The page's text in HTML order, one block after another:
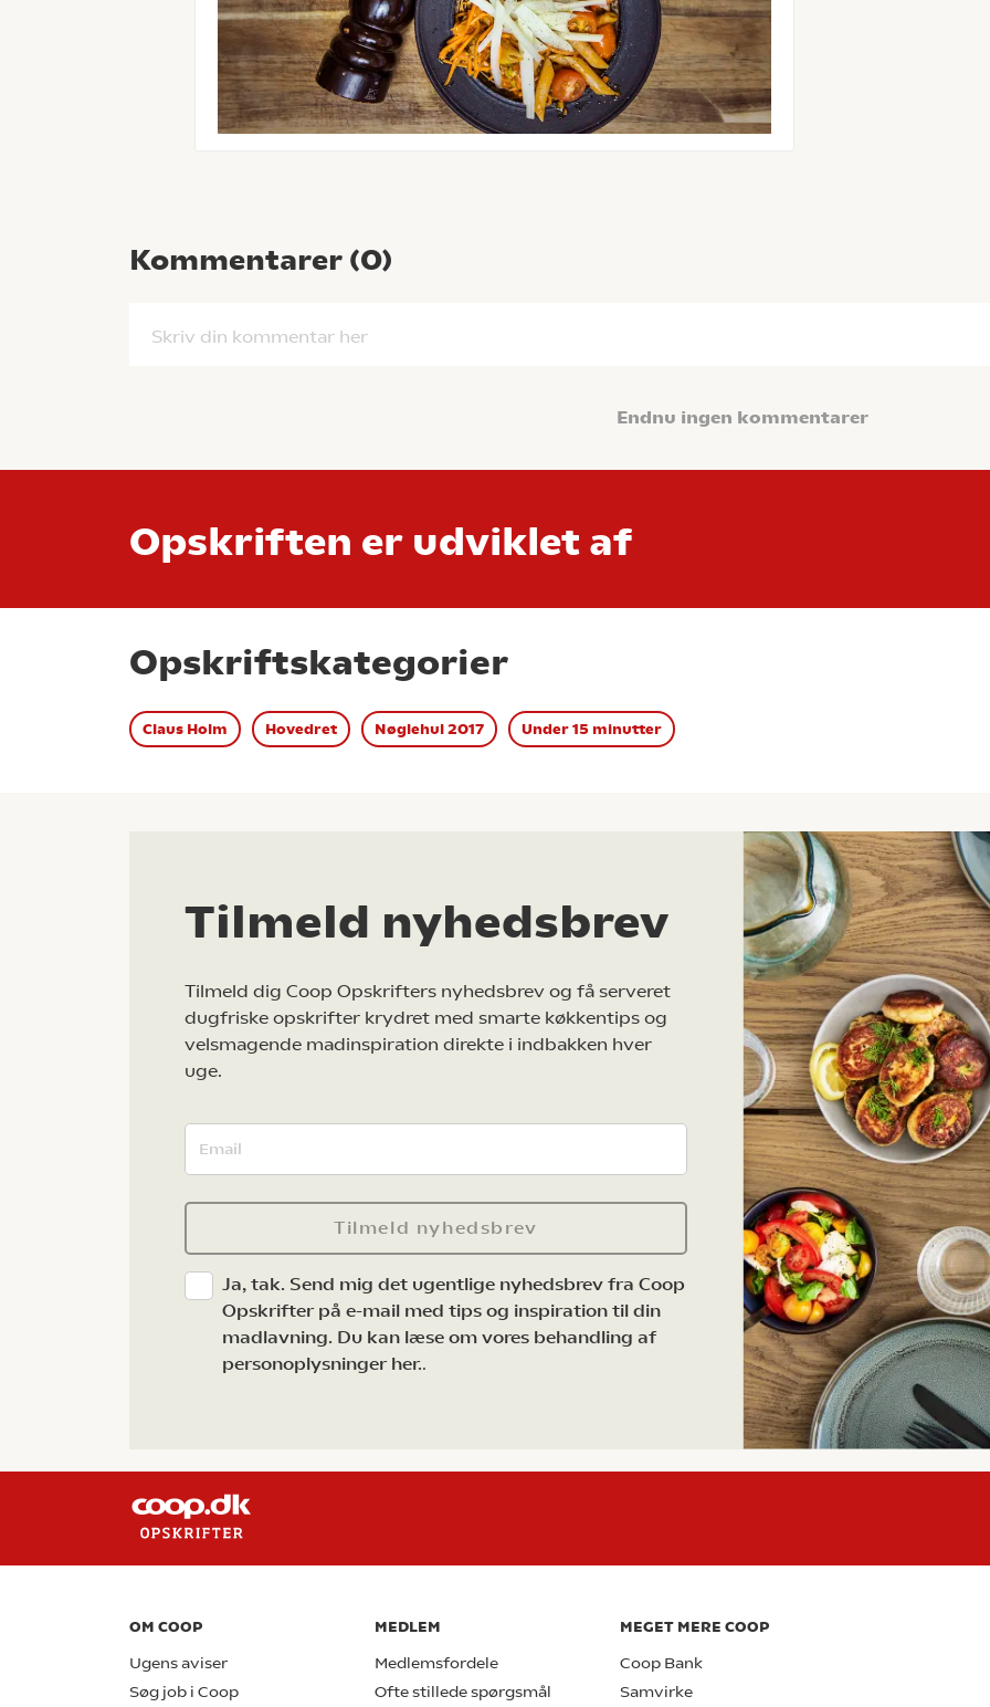
Kommentarer (0)
Skriv din kommentar her
Endnu ingen kommentarer
Opskriften er udviklet af
Opskriftskategorier
Claus Holm Hovedret Nøglehul 2017 Under 15 minutter
Tilmeld nyhedsbrev
Tilmeld dig Coop Opskrifters nyhedsbrev og få serveret
dugfriske opskrifter krydret med smarte køkkentips og
velsmagende madinspiration direkte i indbakken hver
uge.
Tilmeld nyhedsbrev
Ja, tak. Send mig det ugentlige nyhedsbrev fra Coop
Opskrifter på e-mail med tips og inspiration til din
madlavning. Du kan læse om vores behandling af
personoplysninger her..
OM COOP
Ugens aviser
Søg job i Coop
MEDLEM
Medlemsfordele
Ofte stillede spørgsmål
MEGET MERE COOP
Coop Bank
Samvirke